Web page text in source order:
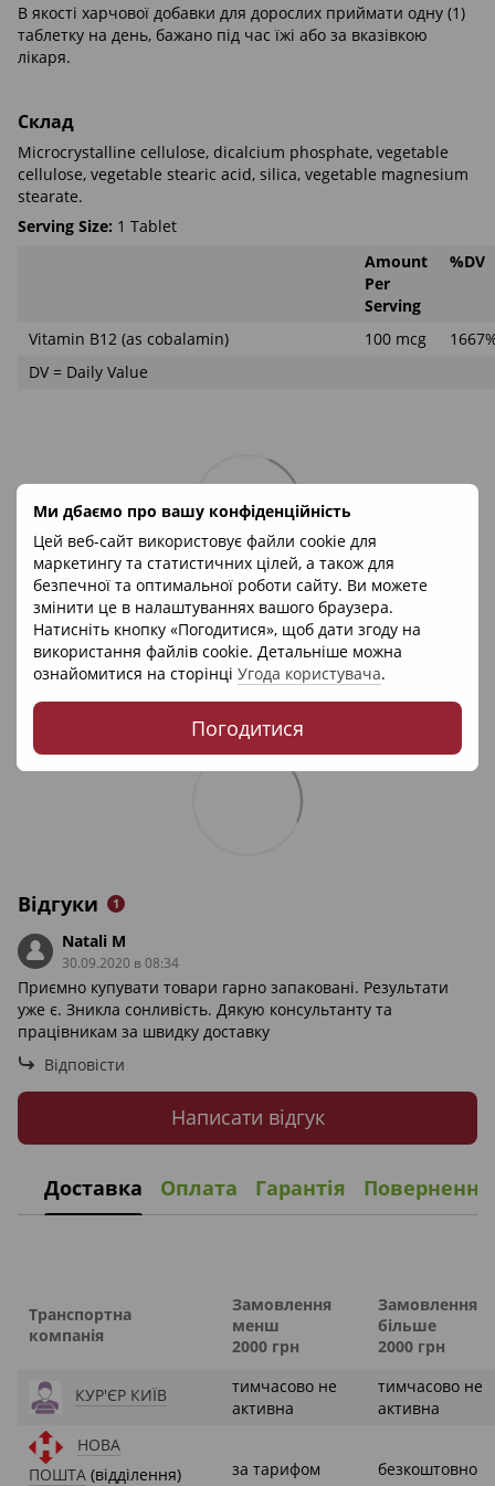
Ми дбаємо про вашу конфіденційність
Цей веб-сайт використовує файли cookie для
маркетингу та статистичних цілей, а також для
безпечної та оптимальної роботи сайту. Ви можете
змінити це в налаштуваннях вашого браузера.
Натисніть кнопку «Погодитися», щоб дати згоду на
використання файлів cookie. Детальніше можна
ознайомитися на сторінці Угода користувача.
Погодитися
В якості харчової добавки для дорослих приймати одну (1)
таблетку на день, бажано під час їжі або за вказівкою
лікаря.
Склад
Microcrystalline cellulose, dicalcium phosphate, vegetable
cellulose, vegetable stearic acid, silica, vegetable magnesium
stearate.
Serving Size: 1 Tablet
Amount
Per
Serving
%DV
Vitamin B12 (as cobalamin) 100 mcg
DV = Daily Value
Відгуки 1
Natali M
30.09.2020 в 08:34
Приємно купувати товари гарно запаковані. Результати
уже є. Зникла сонливість. Дякую консультанту та
працівникам за швидку доставку
Відповісти
Написати відгук
Доставка Оплата Гарантія Повернення
Транспортна
компанія
Замовлення
менш
2000 грн
Замовлення
більше
2000 грн
КУР'ЄР КИЇВ
тимчасово не
активна
тимчасово не
активна
НОВА
ПОШТА (відділення)
за тарифом
безкоштовно